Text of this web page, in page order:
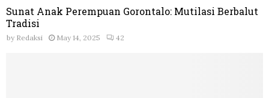
Sunat Anak Perempuan Gorontalo: Mutilasi Berbalut
Tradisi
by Redaksi May 14, 2025 42